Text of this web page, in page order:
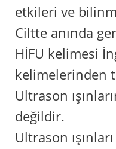
etkileri ve
Ciltte anında
HİFU kelimesi
kelimelerinden
Ultrason
değildir.
Ultrason